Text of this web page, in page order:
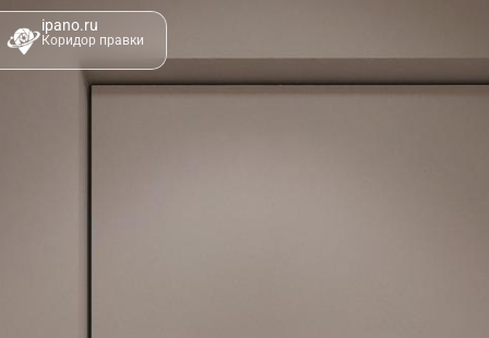
ipano.ru
Коридор правки